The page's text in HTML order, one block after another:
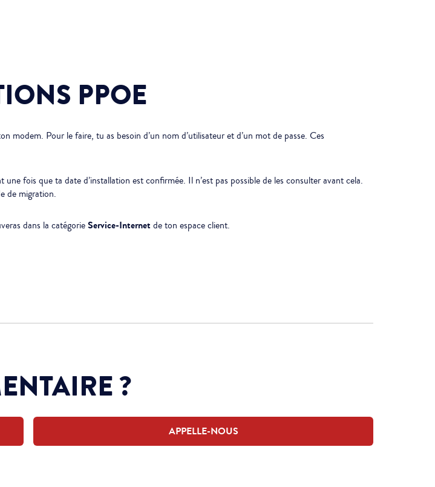
PPOE
Pour le faire, tu as besoin d’un nom d’utilisateur et d’un mot de passe. Ces
fois que ta date d’installation est confirmée. Il n’est pas possible de les consulter avant cela.
de migration.
dans la catégorieService-Internet de ton espace client.
?
APPELLE-NOUS